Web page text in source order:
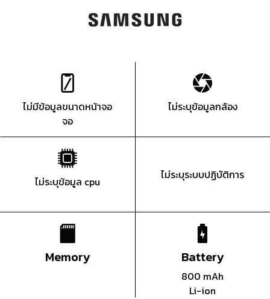
ไม่มีข้อมูลขนาดหน้าจอ
จอ
ไม่ระบุข้อมูลกล้อง
ไม่ระบุข้อมูล cpu ไม่ระบุระบบปฏิบัติการ
Memory Battery
800 mAh
Li-ion